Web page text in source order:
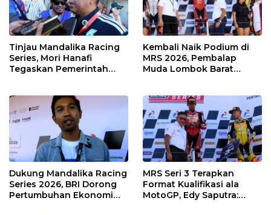
Tinjau Mandalika Racing
Series, Mori Hanafi
Tegaskan Pemerintah
Kembali Naik Podium di
MRS 2026, Pembalap
Muda Lombok Barat
Dukung Mandalika Racing
Series 2026, BRI Dorong
Pertumbuhan Ekonomi
MRS Seri 3 Terapkan
Format Kualifikasi ala
MotoGP, Edy Saputra: